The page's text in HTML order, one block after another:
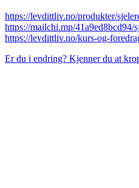
https://levdittliv.no/produkter/
https://mailchi.mp/41a9ed8bcd94/
https://levdittliv.no/kurs-og-
Er du i endring? Kjenner du at